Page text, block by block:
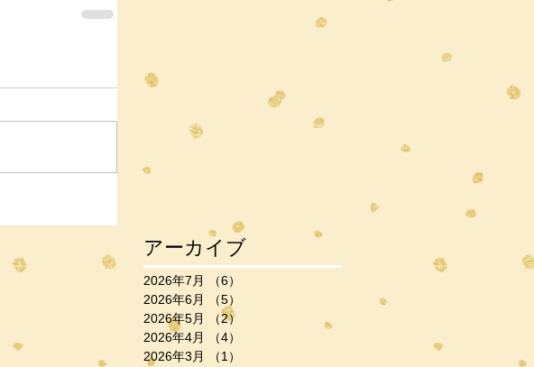
アーカイブ
2026年7月 （6）
2026年6月
（5）
2026年5月
（2）
2026年4月
（4）
2026年3月
（1）